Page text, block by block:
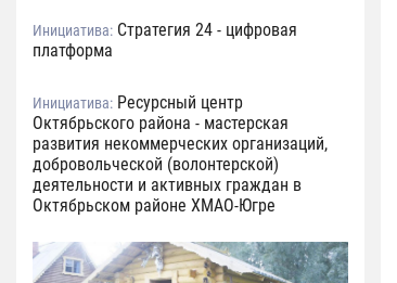
Инициатива: Стратегия 24 - цифровая
платформа
Инициатива: Ресурсный центр
Октябрьского района - мастерская
развития некоммерческих организаций,
добровольческой (волонтерской)
деятельности и активных граждан в
Октябрьском районе ХМАО-Югре